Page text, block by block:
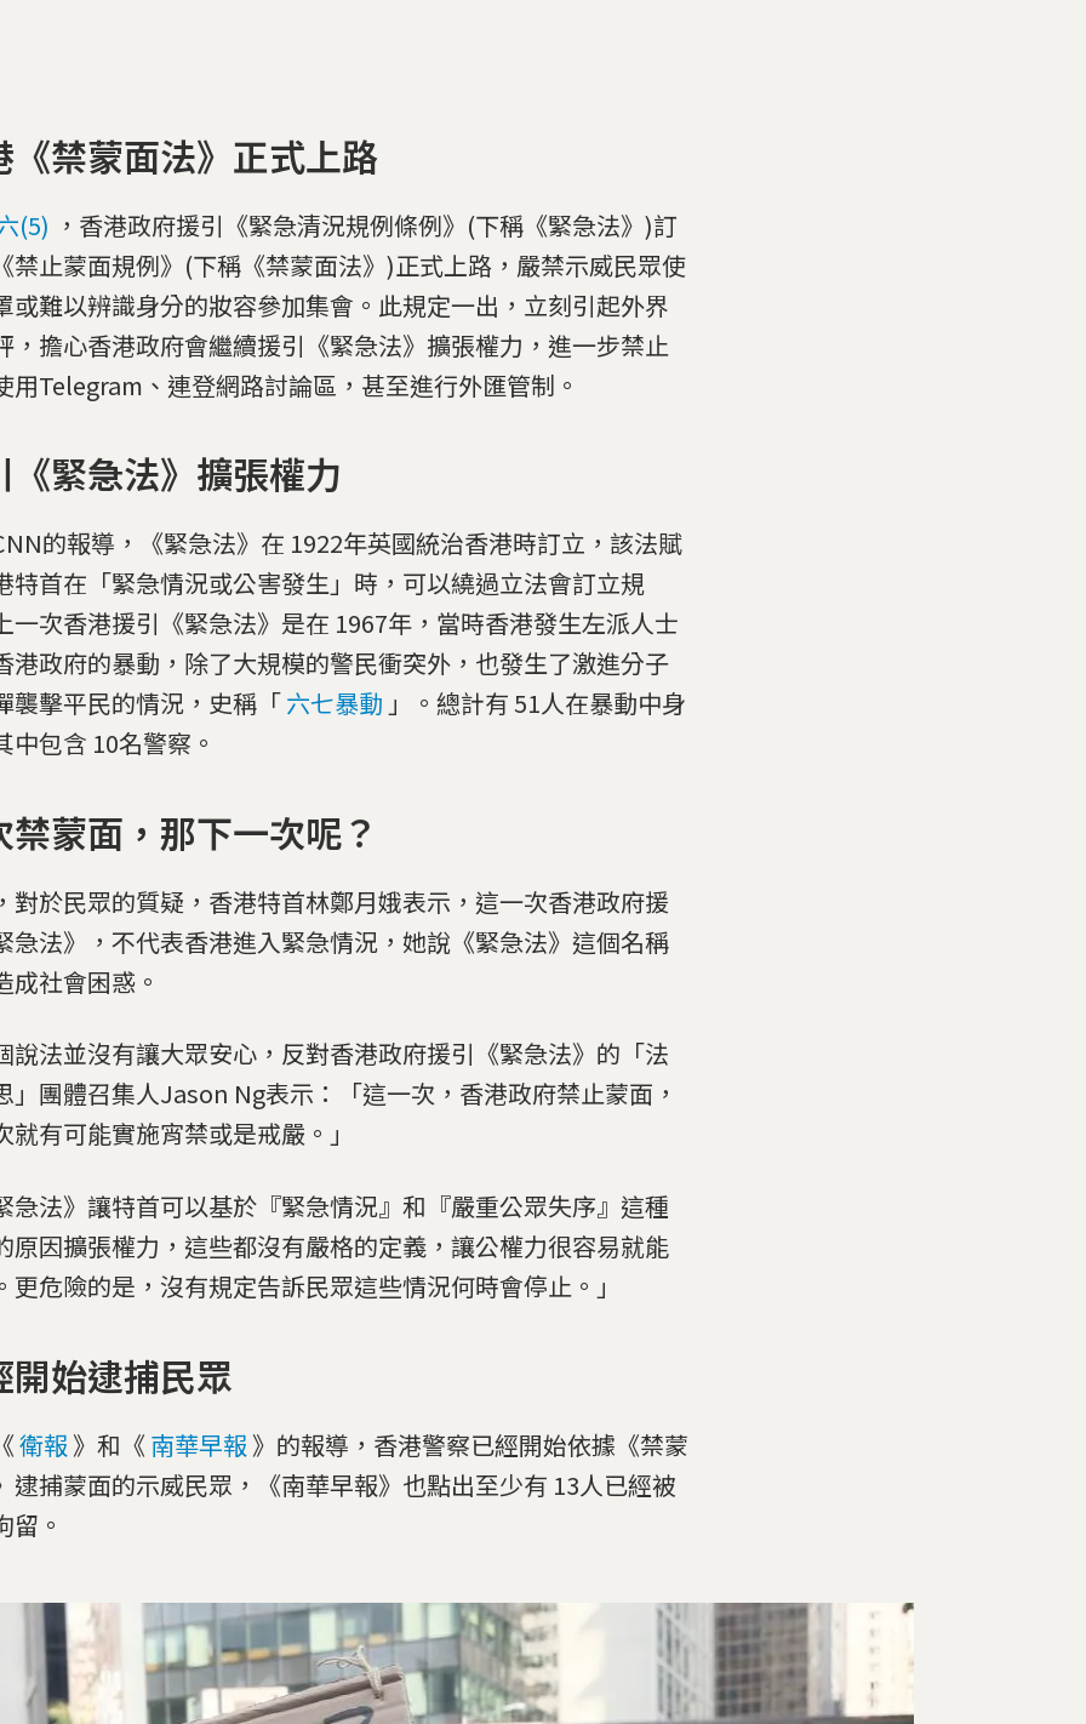
《禁蒙面法》正式上路
(5) ，香港政府援引《緊急清況規例條例》(下稱《緊急法》)訂
禁止蒙面規例》(下稱《禁蒙面法》)正式上路，嚴禁示威民眾使
或難以辨識身分的妝容參加集會。此規定一出，立刻引起外界
，擔心香港政府會繼續援引《緊急法》擴張權力，進一步禁止
用Telegram、連登網路討論區，甚至進行外匯管制。
《緊急法》擴張權力
的報導，《緊急法》在 1922年英國統治香港時訂立，該法賦
特首在「緊急情況或公害發生」時，可以繞過立法會訂立規
一次香港援引《緊急法》是在 1967年，當時香港發生左派人士
港政府的暴動，除了大規模的警民衝突外，也發生了激進分子
襲擊平民的情況，史稱「六七暴動 」。總計有 51人在暴動中身
中包含 10名警察。
禁蒙面，那下一次呢？
對於民眾的質疑，香港特首林鄭月娥表示，這一次香港政府援
急法》，不代表香港進入緊急情況，她說《緊急法》這個名稱
成社會困惑。
說法並沒有讓大眾安心，反對香港政府援引《緊急法》的「法
」團體召集人Jason Ng表示：「這一次，香港政府禁止蒙面，
就有可能實施宵禁或是戒嚴。」
急法》讓特首可以基於『緊急情況』和『嚴重公眾失序』這種
原因擴張權力，這些都沒有嚴格的定義，讓公權力很容易就能
更危險的是，沒有規定告訴民眾這些情況何時會停止。」
開始逮捕民眾
衛報 》和《 南華早報 》的報導，香港警察已經開始依據《禁蒙
逮捕蒙面的示威民眾，《南華早報》也點出至少有 13人已經被
留。